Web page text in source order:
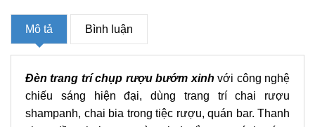
Mô tả Bình luận
Đèn trang trí chụp rượu bướm xinh với công nghệ
chiếu sáng hiện đại, dùng trang trí chai rượu
shampanh, chai bia trong tiệc rượu, quán bar. Thanh